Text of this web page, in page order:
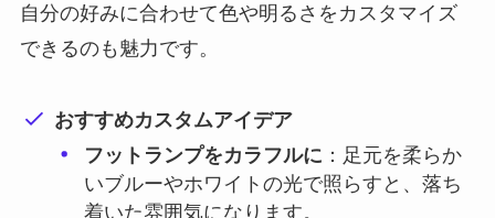
自分の好みに合わせて色や明るさをカスタマイズ
できるのも魅力です。
おすすめカスタムアイデア
フットランプをカラフルに ：足元を柔らか
いブルーやホワイトの光で照らすと、落ち
着いた雰囲気になります。